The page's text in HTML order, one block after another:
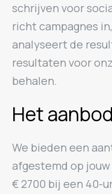
schrijven voor
richt campagnes
analyseert de
resultaten voor
behalen.
Het aanbod
We bieden een
afgestemd op
€ 2700 bij een 40-